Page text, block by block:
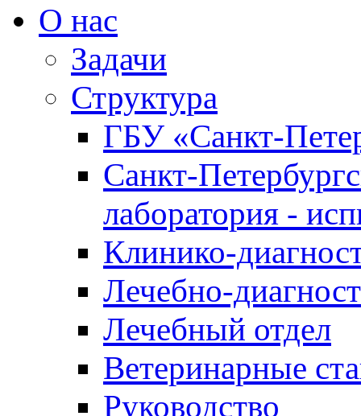
О нас
Задачи
Структура
ГБУ «Санкт-
Санкт-
лаборатория -
Клинико-
Лечебно-
Лечебный отдел
Ветеринарные
Руководство